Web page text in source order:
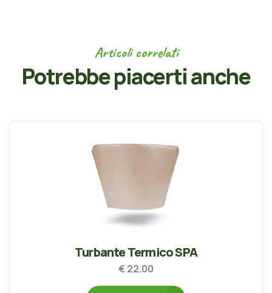
Articoli correlati
Potrebbe piacerti anche
Turbante Termico SPA
€ 22.00